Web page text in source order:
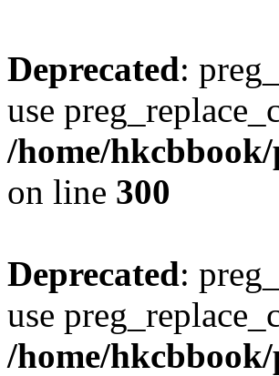
Deprecated:
use
/home/
on line 300
Deprecated:
use
/home/